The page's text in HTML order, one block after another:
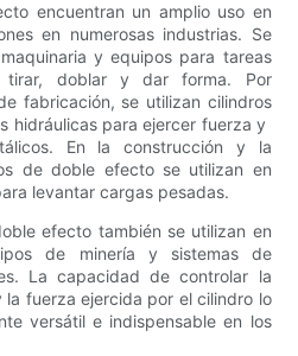
encuentran un amplio uso en
en numerosas industrias. Se
y equipos para tareas
tirar, doblar y dar forma. Por
fabricación, se utilizan cilindros
hidráulicas para ejercer fuerza y
En la construcción y la
de doble efecto se utilizan en
levantar cargas pesadas.
efecto también se utilizan en
de minería y sistemas de
La capacidad de controlar la
fuerza ejercida por el cilindro lo
versátil e indispensable en los